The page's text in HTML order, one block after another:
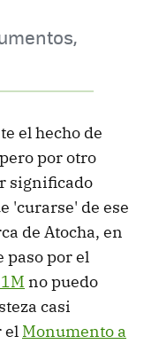
el hecho de
por otro
significado
'curarse' de ese
de Atocha, en
paso por el
no puedo
casi
el Monumento a